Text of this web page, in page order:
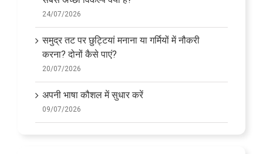
24/07/2026
समुद्र तट पर छुट्टियां मनाना या गर्मियों में नौकरी
करना? दोनों कैसे पाएं?
20/07/2026
अपनी भाषा कौशल में सुधार करें
09/07/2026